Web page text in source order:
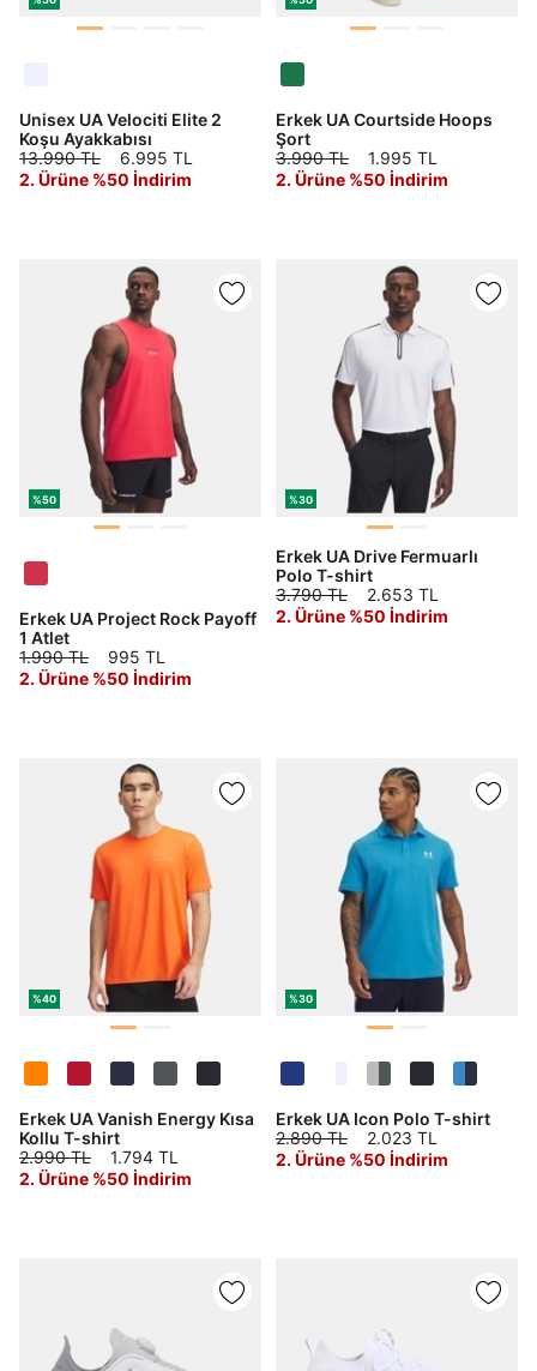
Unisex UA Velociti Elite 2
Koşu Ayakkabısı
13.990 TL
6.995 TL
2. Ürüne %50 İndirim
Erkek UA Courtside Hoops
Şort
3.990 TL
1.995 TL
2. Ürüne %50 İndirim
%50
Erkek UA Project Rock Payoff
1 Atlet
1.990 TL
995 TL
2. Ürüne %50 İndirim
%30
Erkek UA Drive Fermuarlı
Polo T-shirt
3.790 TL
2.653 TL
2. Ürüne %50 İndirim
%40
Erkek UA Vanish Energy Kısa
Kollu T-shirt
2.990 TL
1.794 TL
2. Ürüne %50 İndirim
%30
Erkek UA Icon Polo T-shirt
2.890 TL
2.023 TL
2. Ürüne %50 İndirim